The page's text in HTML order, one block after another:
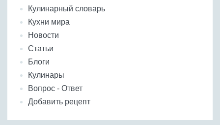
Кулинарный словарь
Кухни мира
Новости
Статьи
Блоги
Кулинары
Вопрос - Ответ
Добавить рецепт